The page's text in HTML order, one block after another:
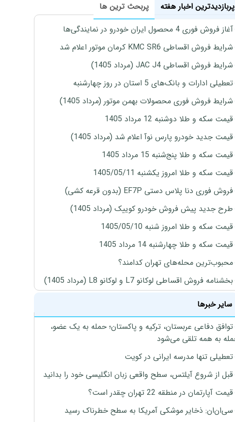
پربازدیدترین اخبار هفته
پربحث ترین ها
آغاز فروش فوری 4 محصول ایران خودرو در نمایندگی‌ها
شرایط فروش اقساطی KMC SR6 کرمان موتور اعلام شد
شرایط فروش اقساطی JAC J4 (مرداد 1405)
تعطیلی ادارات و بانک‌های 5 استان در روز چهارشنبه
شرایط فروش فوری محصولات بهمن موتور (مرداد 1405)
قیمت سکه و طلا دوشنبه 12 مرداد 1405
قیمت جدید خودرو پارس نوآ اعلام شد (مرداد 1405)
قیمت سکه و طلا پنج‌شنبه 15 مرداد 1405
قیمت سکه و طلا امروز یکشنبه 1405/05/11
فروش فوری دنا پلاس دستی EF7P (بدون قرعه کشی)
طرح جدید پیش فروش خودرو کوییک (مرداد 1405)
قیمت سکه و طلا امروز شنبه 1405/05/10
قیمت سکه و طلا چهارشنبه 14 مرداد 1405
محبوب‌ترین محله‌های تهران کدامند؟
بخشنامه فروش اقساطی لوکانو L7 و لوکانو L8 (مرداد 1405)
سایر خبرها
توافق دفاعی عربستان، ترکیه و پاکستان؛ حمله به یک عضو،
به همه تلقی می‌شود
تعطیلی تنها مدرسه ایرانی در کویت
قبل از شروع آیلتس، سطح واقعی زبان انگلیسی خود را بدانید
قیمت آپارتمان در منطقه 22 تهران چقدر است؟
سی‌ان‌ان: ذخایر موشکی آمریکا به سطح خطرناک رسید